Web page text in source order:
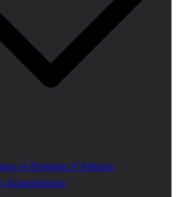
et Hommes d’Affaires
Economiques